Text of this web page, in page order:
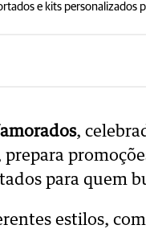
e kits personalizados
,
prepara
para quem
estilos,